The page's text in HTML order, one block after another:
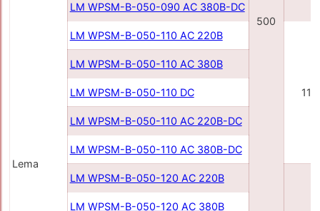
Lema
500
LM WPSM-B-050-090 AC 380В-DC
LM WPSM-B-050-110 AC 220В
LM WPSM-B-050-110 AC 380В
LM WPSM-B-050-110 DC
LM WPSM-B-050-110 AC 220В-DC
LM WPSM-B-050-110 AC 380В-DC
LM WPSM-B-050-120 AC 220В
LM WPSM-B-050-120 AC 380В